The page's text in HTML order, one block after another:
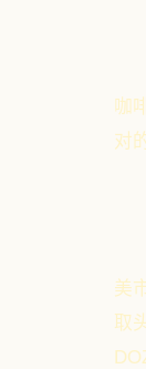
咖
对
美
取